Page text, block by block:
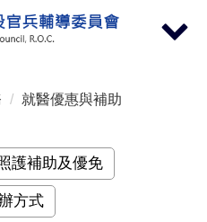
Toggle
就醫優惠與補助
護補助及優免
方式